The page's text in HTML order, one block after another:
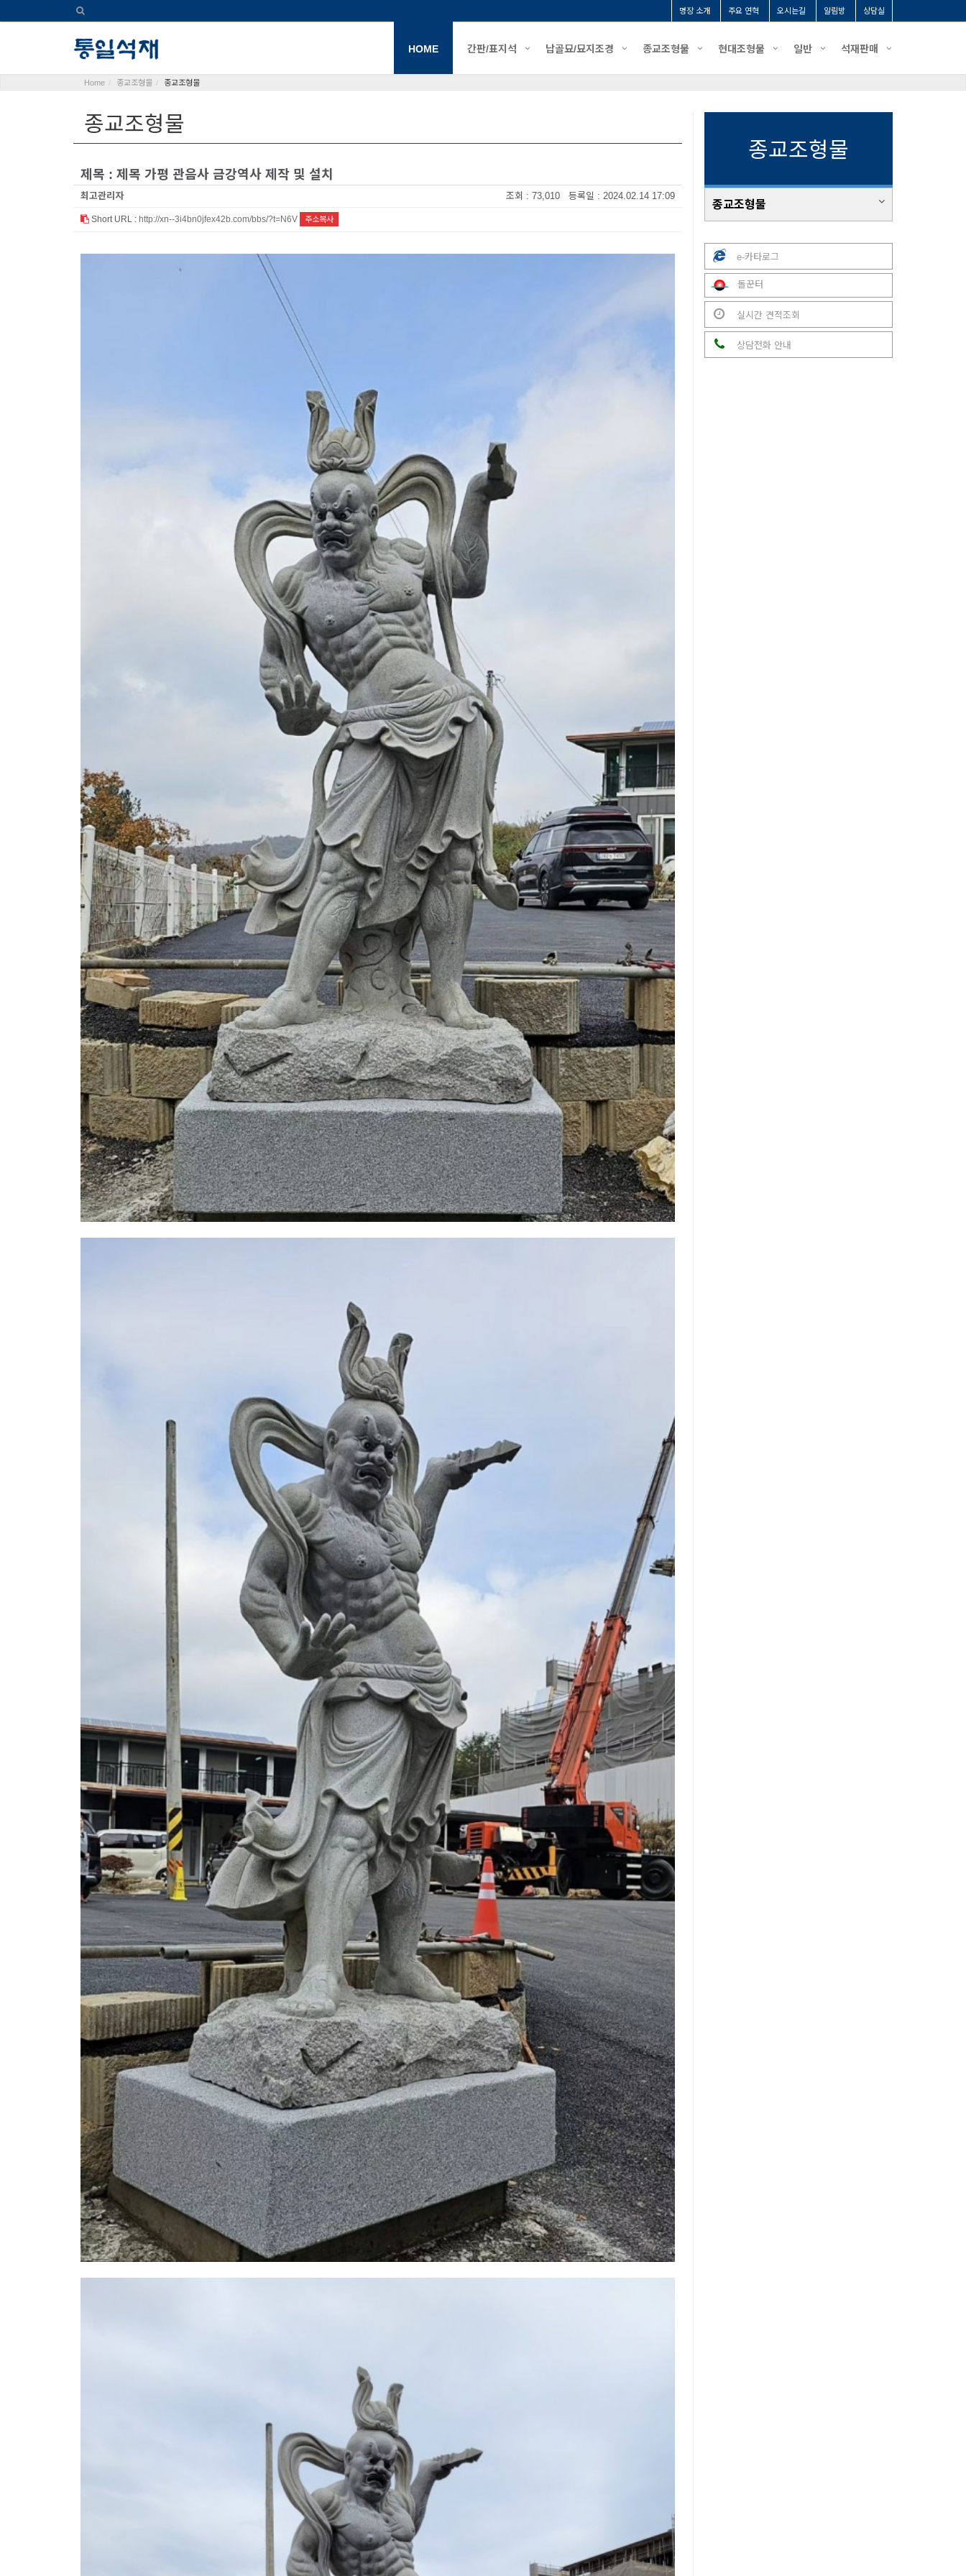
명장 소개 주요 연혁 오시는길 알림방 상담실
HOME 간판/표지석 납골묘/묘지조경 종교조형물 현대조형물 일반 석재판매
Home 종교조형물 종교조형물
종교조형물
제목 : 제목 가평 관음사 금강역사 제작 및 설치
최고관리자 조회 : 73,010 등록일 : 2024.02.14 17:09
Short URL : http://xn--3i4bn0jfex42b.com/bbs/?t=N6V 주소복사
종교조형물
종교조형물
e-카타로그
돌꾼터
실시간 견적조회
상담전화 안내